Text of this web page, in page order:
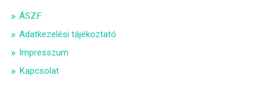
ÁSZF
Adatkezelési tájékoztató
Impresszum
Kapcsolat